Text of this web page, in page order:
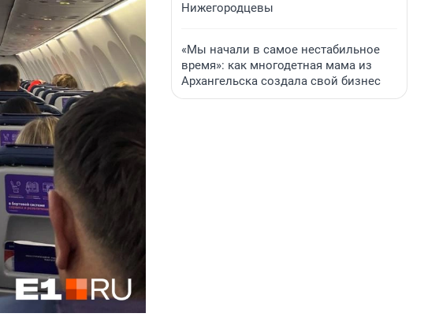
Нижегородцевы
«Мы начали в самое нестабильное
время»: как многодетная мама из
Архангельска создала свой бизнес